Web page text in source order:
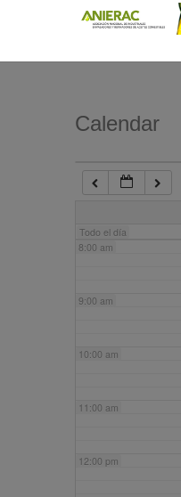
Calendar
Todo el día
7:00 am
8:00 am
9:00 am
10:00 am
11:00 am
12:00 pm